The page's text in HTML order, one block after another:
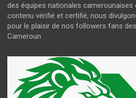
des équipes nationales camerounaises
contenu vérifié et certifié, nous
pour le plaisir de nos followers fans
Cameroun